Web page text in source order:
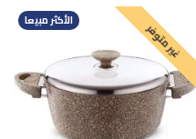
الأكثر مبيعا غير متوفر